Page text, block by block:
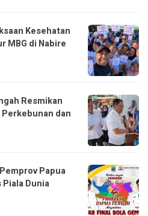
Kesehatan
MBG di Nabire
Resmikan
dan
Papua
Dunia